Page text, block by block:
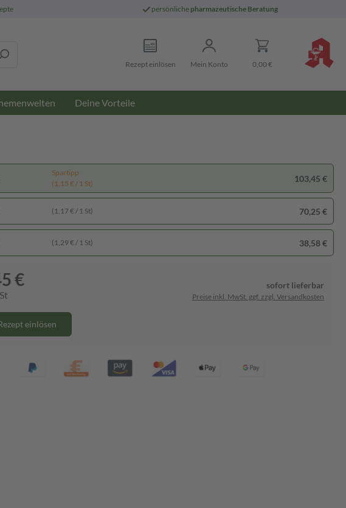
persönliche pharmazeutische Beratung
Rezept einlösen Mein Konto 0,00 €
Deine Vorteile
Spartipp
(1,15 € / 1 St)
103,45 €
(1,17 € / 1 St) 70,25 €
(1,29 € / 1 St) 38,58 €
€ sofort lieferbar
Preise inkl. MwSt. ggf. zzgl. Versandkosten
einlösen